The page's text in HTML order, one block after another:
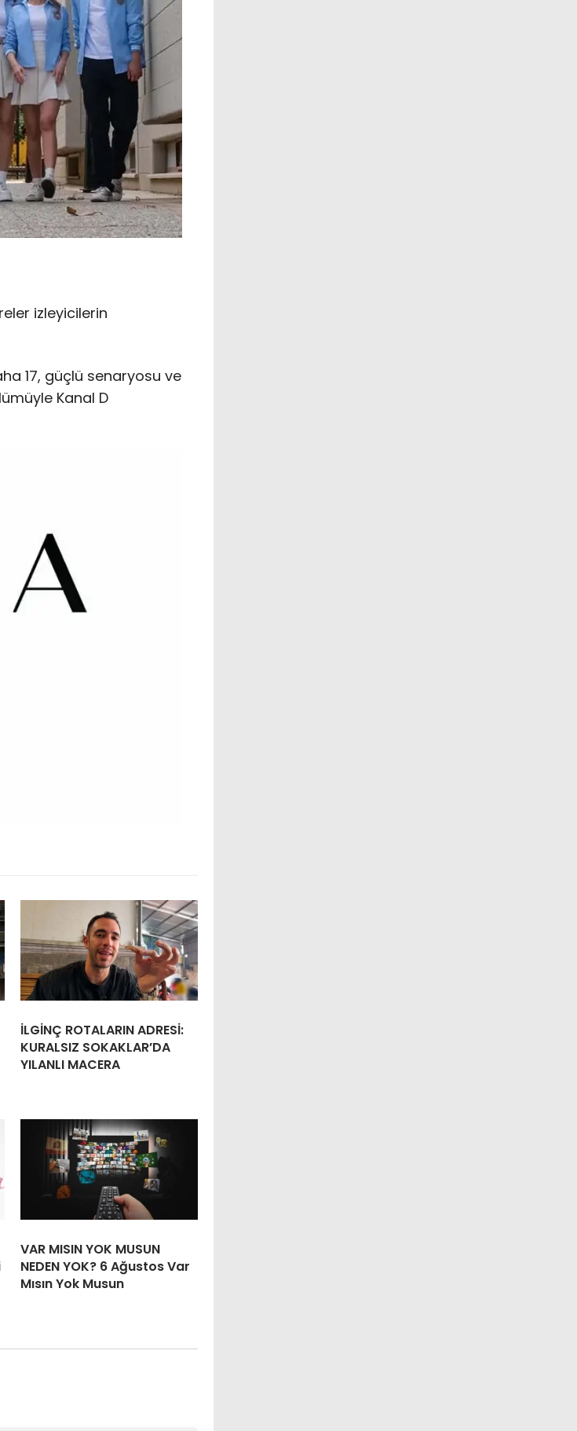
izleyicilerin
17, güçlü senaryosu ve
Kanal D
İLGİNÇ ROTALARIN ADRESİ:
KURALSIZ SOKAKLAR’DA
YILANLI MACERA
VAR MISIN YOK MUSUN
NEDEN YOK? 6 Ağustos Var
Mısın Yok Musun